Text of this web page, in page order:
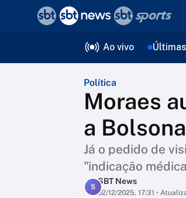
Ao vivo Últimas
Política
Moraes
a
Já o pedido de
"indicação
S
SBT News
02/12/2025, 17:31 •
voltar
Editorias